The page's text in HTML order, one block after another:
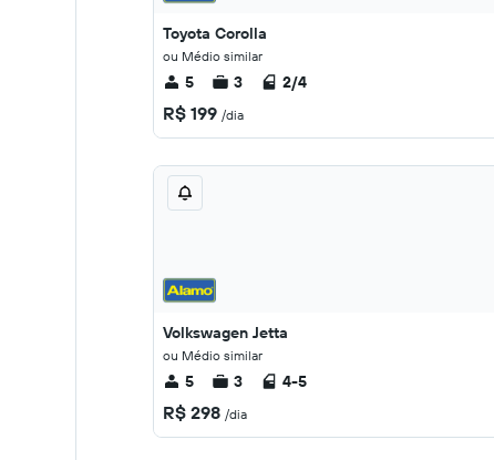
Toyota Corolla
ou Médio similar
5 3 2/4
R$ 199 /dia
Volkswagen Jetta
ou Médio similar
5 3 4-5
R$ 298 /dia